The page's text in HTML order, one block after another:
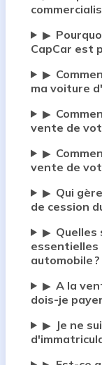
▶
CapCar est
▶
ma voiture
▶
vente de
▶
vente de
▶ Qui
de cession
▶
essentielles
automobile ?
▶ A la
dois-je
▶
Je ne